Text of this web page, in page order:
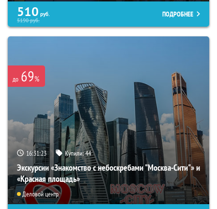
510 руб.
5190руб.
ПОДРОБНЕЕ
до 69%
16:31:22 Купили:44
Экскурсии «Знакомство с небоскребами "Москва-Сити"» и
«Красная площадь»
Деловой центр